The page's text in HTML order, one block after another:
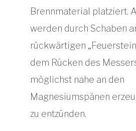
Brennmaterial platziert.
werden durch Schaben
rückwärtigen
dem Rücken des
möglichst nahe an den
Magnesiumspänen
zu entzünden.